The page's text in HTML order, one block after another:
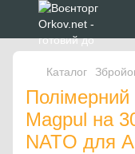
Каталог
Полімерний
Magpul на
NATO для